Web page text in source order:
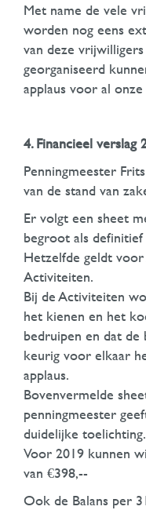
Met name de vele
worden nog eens
van deze
georganiseerd
applaus voor al
4. Financieel verslag
Penningmeester
van de stand van
Er volgt een sheet
begroot als
Hetzelfde geldt
Activiteiten.
Bij de Activiteiten
het kienen en het
bedruipen en dat
keurig voor elkaar
applaus.
Bovenvermelde
penningmeester
duidelijke toelichting.
Voor 2019 kunnen
van €398,--
Ook de Balans per